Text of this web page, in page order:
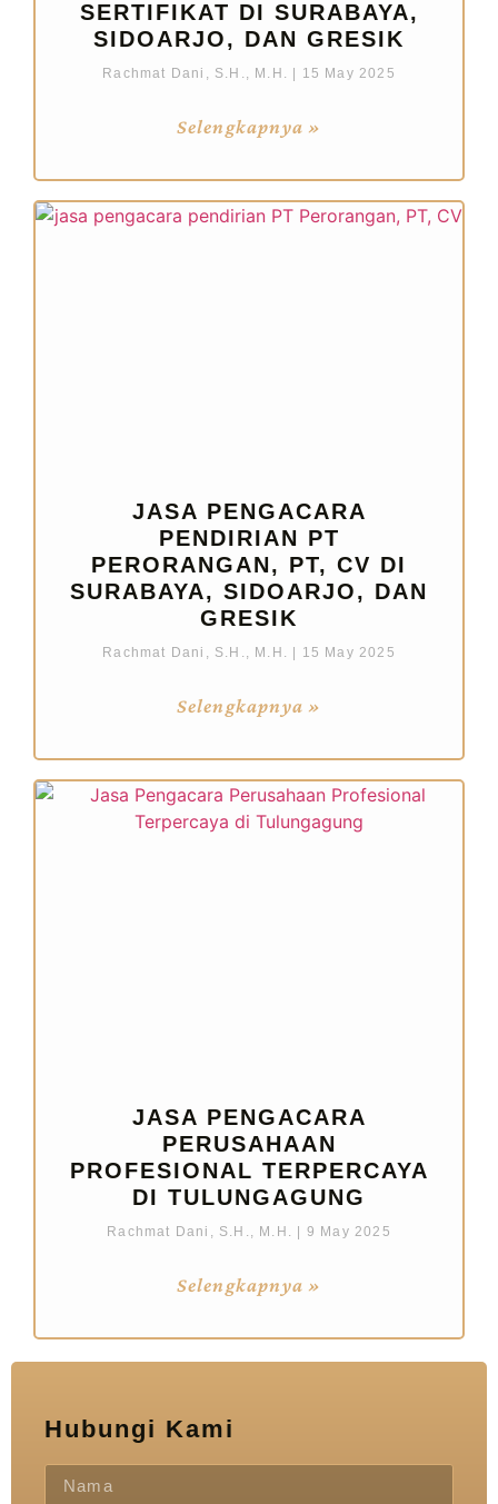
SERTIFIKAT DI SURABAYA,
SIDOARJO, DAN GRESIK
Rachmat Dani, S.H., M.H. 15 May 2025
Selengkapnya »
JASA PENGACARA
PENDIRIAN PT
PERORANGAN, PT, CV DI
SURABAYA, SIDOARJO, DAN
GRESIK
Rachmat Dani, S.H., M.H. 15 May 2025
Selengkapnya »
JASA PENGACARA
PERUSAHAAN
PROFESIONAL TERPERCAYA
DI TULUNGAGUNG
Rachmat Dani, S.H., M.H. 9 May 2025
Selengkapnya »
Hubungi Kami